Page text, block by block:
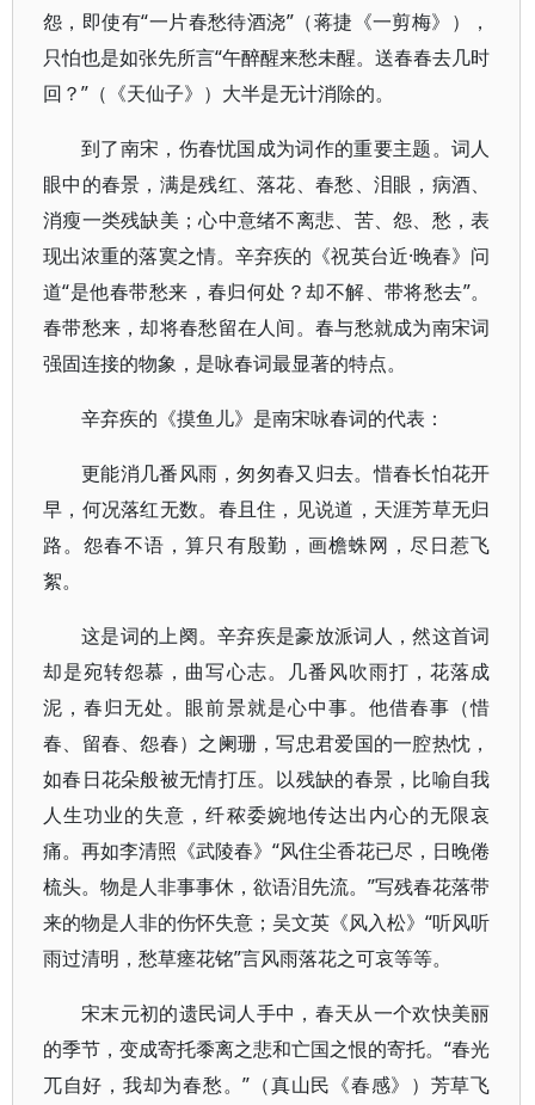
怨，即使有“一片春愁待酒浇”（蒋捷《一剪梅》），
只怕也是如张先所言“午醉醒来愁未醒。送春春去几时
回？”（《天仙子》）大半是无计消除的。
到了南宋，伤春忧国成为词作的重要主题。词人
眼中的春景，满是残红、落花、春愁、泪眼，病酒、
消瘦一类残缺美；心中意绪不离悲、苦、怨、愁，表
现出浓重的落寞之情。辛弃疾的《祝英台近·晚春》问
道“是他春带愁来，春归何处？却不解、带将愁去”。
春带愁来，却将春愁留在人间。春与愁就成为南宋词
强固连接的物象，是咏春词最显著的特点。
辛弃疾的《摸鱼儿》是南宋咏春词的代表：
更能消几番风雨，匆匆春又归去。惜春长怕花开
早，何况落红无数。春且住，见说道，天涯芳草无归
路。怨春不语，算只有殷勤，画檐蛛网，尽日惹飞
絮。
这是词的上阕。辛弃疾是豪放派词人，然这首词
却是宛转怨慕，曲写心志。几番风吹雨打，花落成
泥，春归无处。眼前景就是心中事。他借春事（惜
春、留春、怨春）之阑珊，写忠君爱国的一腔热忱，
如春日花朵般被无情打压。以残缺的春景，比喻自我
人生功业的失意，纤秾委婉地传达出内心的无限哀
痛。再如李清照《武陵春》“风住尘香花已尽，日晚倦
梳头。物是人非事事休，欲语泪先流。”写残春花落带
来的物是人非的伤怀失意；吴文英《风入松》“听风听
雨过清明，愁草瘗花铭”言风雨落花之可哀等等。
宋末元初的遗民词人手中，春天从一个欢快美丽
的季节，变成寄托黍离之悲和亡国之恨的寄托。“春光
兀自好，我却为春愁。”（真山民《春感》）芳草飞